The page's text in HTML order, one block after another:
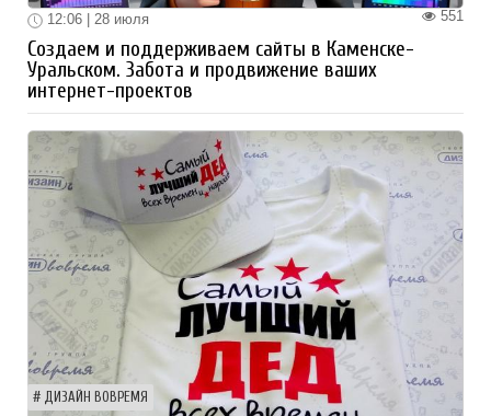
551
12:06 | 28 июля
Создаем и поддерживаем сайты в Каменске-
Уральском. Забота и продвижение ваших
интернет-проектов
ДИЗАЙН ВОВРЕМЯ